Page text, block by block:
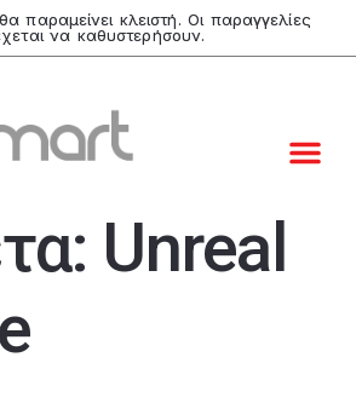
παραμείνει κλειστή. Οι παραγγελίες
να καθυστερήσουν.
Unreal